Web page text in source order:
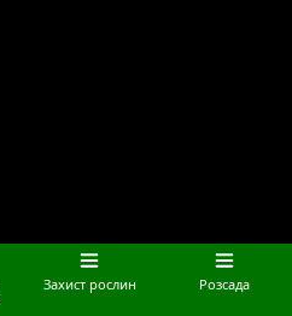
Захист рослин Розсада